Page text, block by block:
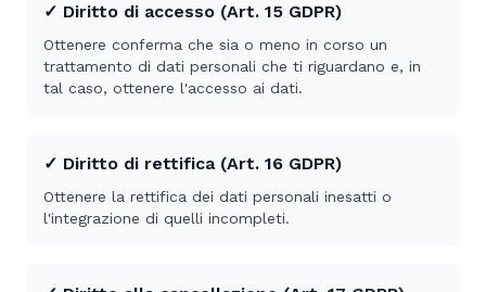
✓ Diritto di accesso (Art. 15 GDPR)
Ottenere conferma che sia o meno in corso un
trattamento di dati personali che ti riguardano e, in
tal caso, ottenere l'accesso ai dati.
✓ Diritto di rettifica (Art. 16 GDPR)
Ottenere la rettifica dei dati personali inesatti o
l'integrazione di quelli incompleti.